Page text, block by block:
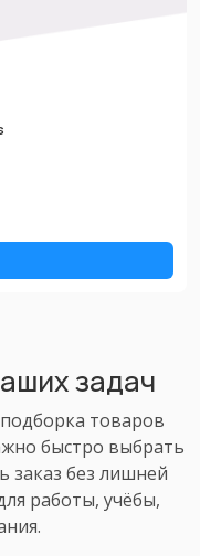
задач
товаров
быстро выбрать
без лишней
работы, учёбы,